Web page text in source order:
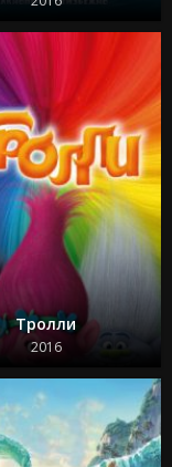
Тролли
2016